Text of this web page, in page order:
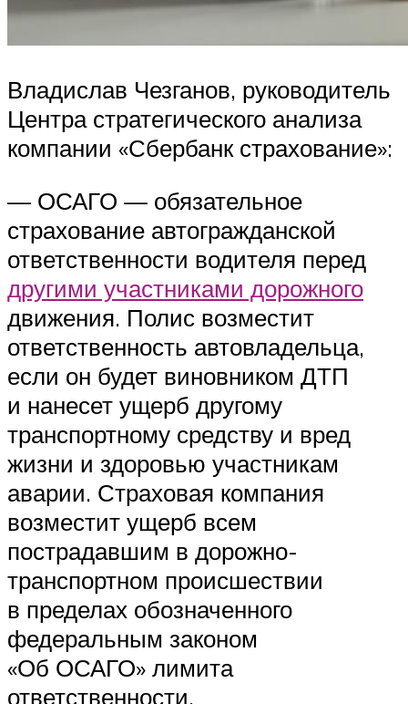
Владислав Чезганов, руководитель
Центра стратегического анализа
компании «Сбербанк страхование»:
— ОСАГО — обязательное
страхование автогражданской
ответственности водителя перед
другими участниками дорожного
движения. Полис возместит
ответственность автовладельца,
если он будет виновником ДТП
и нанесет ущерб другому
транспортному средству и вред
жизни и здоровью участникам
аварии. Страховая компания
возместит ущерб всем
пострадавшим в дорожно-
транспортном происшествии
в пределах обозначенного
федеральным законом
«Об ОСАГО» лимита
ответственности.